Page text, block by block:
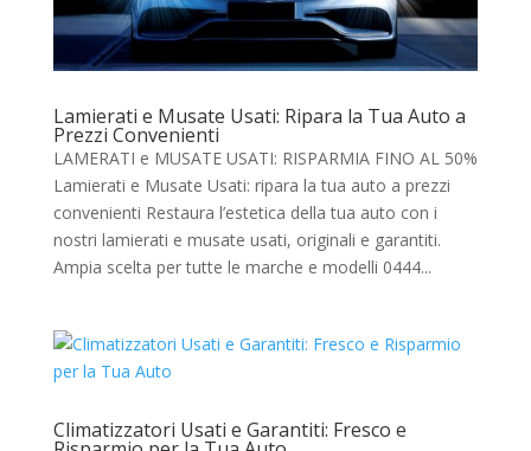
Lamierati e Musate Usati: Ripara la Tua Auto a
Prezzi Convenienti
LAMERATI e MUSATE USATI: RISPARMIA FINO AL 50%
Lamierati e Musate Usati: ripara la tua auto a prezzi
convenienti Restaura l’estetica della tua auto con i
nostri lamierati e musate usati, originali e garantiti.
Ampia scelta per tutte le marche e modelli 0444...
Climatizzatori Usati e Garantiti: Fresco e